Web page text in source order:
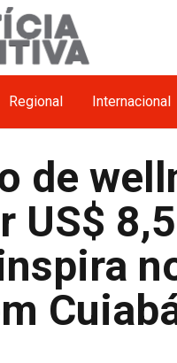
Regional Internacional
de
US$